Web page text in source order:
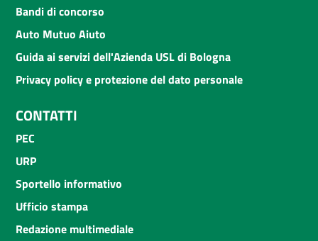
Bandi di concorso
Auto Mutuo Aiuto
Guida ai servizi dell'Azienda USL di Bologna
Privacy policy e protezione del dato personale
CONTATTI
PEC
URP
Sportello informativo
Ufficio stampa
Redazione multimediale